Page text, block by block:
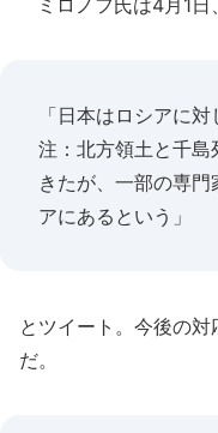
ミロノフ氏は4月1日、
「日本はロシアに
注：北方領土と千島
きたが、一部の専
アにあるという」
とツイート。今後の
だ。